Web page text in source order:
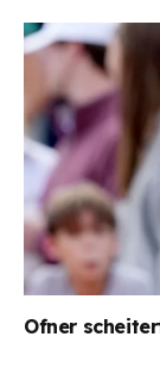
Ofner